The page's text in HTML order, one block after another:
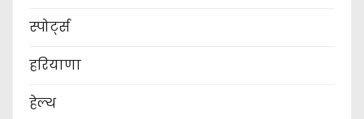
स्पोर्ट्स
हरियाणा
हेल्थ